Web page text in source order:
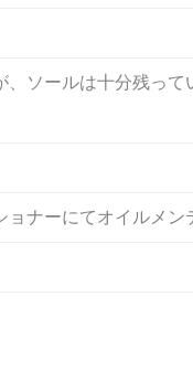
ソールは十分残って
ナーにてオイルメン